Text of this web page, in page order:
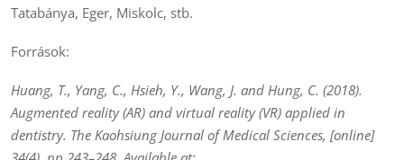
Tatabánya, Eger, Miskolc, stb.
Források:
Huang, T., Yang, C., Hsieh, Y., Wang, J. and Hung, C. (2018).
Augmented reality (AR) and virtual reality (VR) applied in
dentistry. The Kaohsiung Journal of Medical Sciences, [online]